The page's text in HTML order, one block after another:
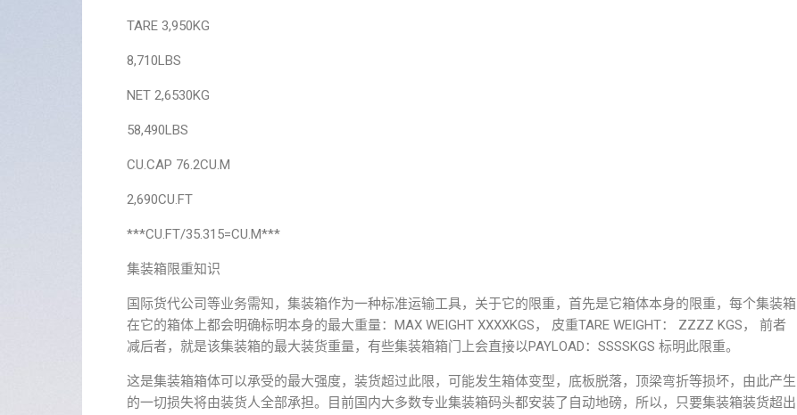
TARE 3,950KG
8,710LBS
NET 2,6530KG
58,490LBS
CU.CAP 76.2CU.M
2,690CU.FT
***CU.FT/35.315=CU.M***
集装箱限重知识
国际货代公司等业务需知，集装箱作为一种标准运输工具，关于它的限重，首先是它箱体本身的限重，每个集装箱
在它的箱体上都会明确标明本身的最大重量：MAX WEIGHT XXXXKGS， 皮重TARE WEIGHT： ZZZZ KGS， 前者
减后者，就是该集装箱的最大装货重量，有些集装箱箱门上会直接以PAYLOAD：SSSSKGS 标明此限重。
这是集装箱箱体可以承受的最大强度，装货超过此限，可能发生箱体变型，底板脱落，顶梁弯折等损坏，由此产生
的一切损失将由装货人全部承担。目前国内大多数专业集装箱码头都安装了自动地磅，所以，只要集装箱装货超出